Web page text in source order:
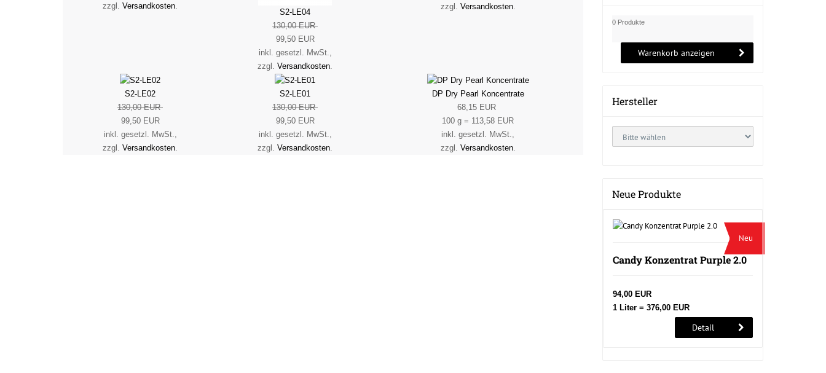
zzgl. Versandkosten.
S2-LE04
130,00 EUR
99,50 EUR
inkl. gesetzl. MwSt.,
zzgl. Versandkosten.
zzgl. Versandkosten.
S2-LE02
130,00 EUR
99,50 EUR
inkl. gesetzl. MwSt.,
zzgl. Versandkosten
S2-LE01
130,00 EUR
99,50 EUR
inkl. gesetzl. MwSt.,
zzgl. Versandkosten
DP Dry Pearl Koncentrate
68,15 EUR
100 g = 113,58 EUR
inkl. gesetzl. MwSt.,
zzgl. Versandkosten.
0 Produkte
Warenkorb anzeigen
Hersteller
Neue Produkte
Neu
Candy Konzentrat Purple 2.0
94,00 EUR
1 Liter = 376,00 EUR
Detail